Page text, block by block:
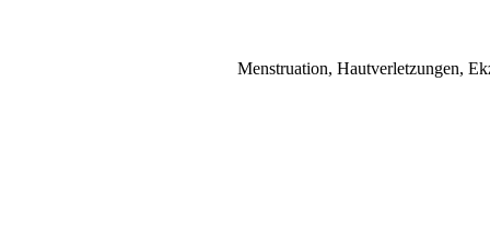
Menstruation, Hautverletzungen,